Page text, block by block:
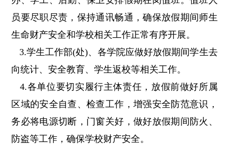
员要尽职尽责，保持通讯畅通，确保放假期间师生
生命财产安全和学校相关工作正常有序开展。
3.学生工作部(处)、各学院应做好放假期间学生去
向统计、安全教育、学生返校等相关工作。
4.各单位要切实履行主体责任，放假前做好所属
区域的安全自查、检查工作，增强安全防范意识，
务必将电源切断，门窗关好，做好放假期间防火、
防盗等工作，确保学校财产安全。